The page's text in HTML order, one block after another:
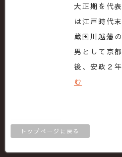
大正期を代
は江戸時代
蔵国川越藩
男として京
後、安政２
む
トップページに戻る